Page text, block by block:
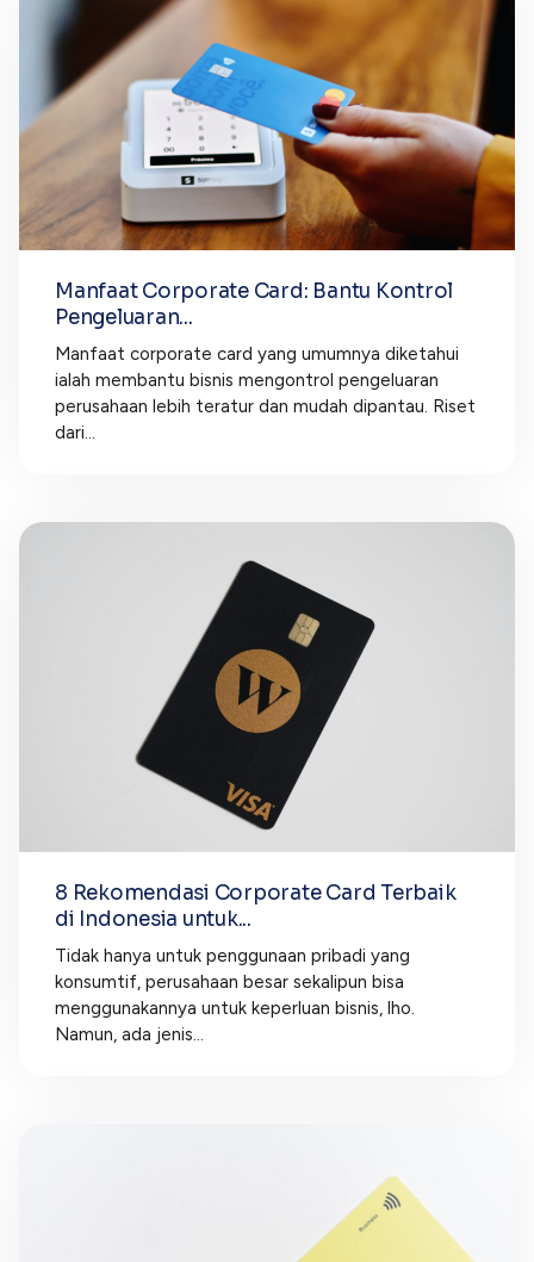
Manfaat Corporate Card: Bantu Kontrol
Pengeluaran...
Manfaat corporate card yang umumnya diketahui
ialah membantu bisnis mengontrol pengeluaran
perusahaan lebih teratur dan mudah dipantau. Riset
dari...
8 Rekomendasi Corporate Card Terbaik
di Indonesia untuk...
Tidak hanya untuk penggunaan pribadi yang
konsumtif, perusahaan besar sekalipun bisa
menggunakannya untuk keperluan bisnis, lho.
Namun, ada jenis...